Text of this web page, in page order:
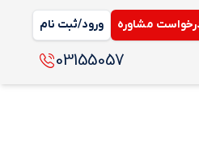
مشاوره ورود/ثبت نام
03155057